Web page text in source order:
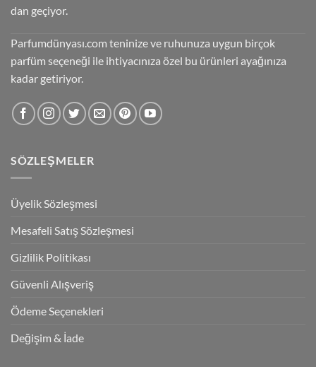
dan geçiyor.
Parfumdünyası.com teninize ve ruhunuza uygun birçok
parfüm seçeneği ile ihtiyacınıza özel bu ürünleri ayağınıza
kadar getiriyor.
SÖZLEŞMELER
Üyelik Sözleşmesi
Mesafeli Satış Sözleşmesi
Gizlilik Politikası
Güvenli Alışveriş
Ödeme Seçenekleri
Değişim & İade